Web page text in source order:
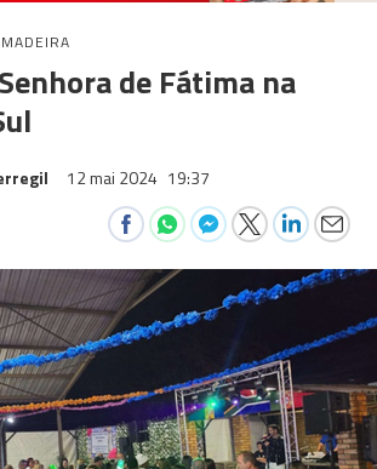
MADEIRA
de Fátima na
12 mai 2024 19:37